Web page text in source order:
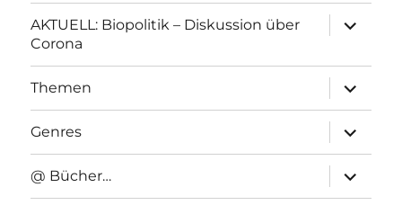
AKTUELL: Biopolitik – Diskussion über
Corona
anzeigen
Themen
anzeigen
Genres
anzeigen
@ Bücher…
anzeigen